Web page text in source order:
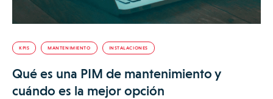
KPIS MANTENIMIENTO INSTALACIONES
Qué es una PIM de mantenimiento y
cuándo es la mejor opción